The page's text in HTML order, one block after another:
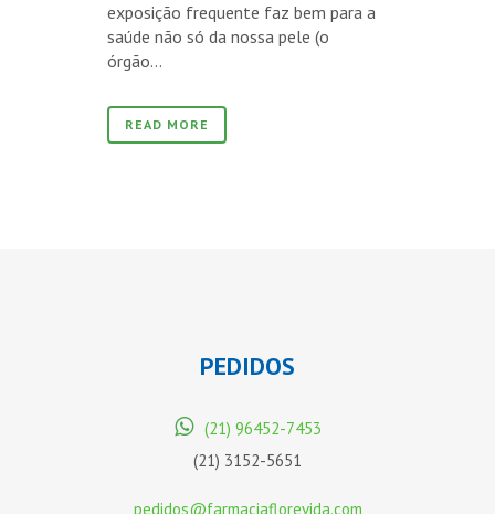
exposição frequente faz bem para a
saúde não só da nossa pele (o
órgão...
READ MORE
PEDIDOS
(21) 96452-7453
(21) 3152-5651
pedidos@farmaciaflorevida.com